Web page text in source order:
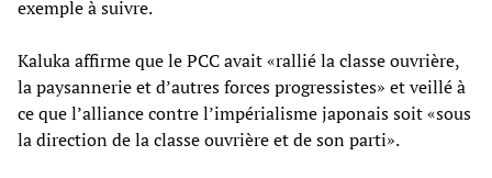
exemple à suivre.
Kaluka affirme que le PCC avait «rallié la classe ouvrière,
la paysannerie et d’autres forces progressistes» et veillé à
ce que l’alliance contre l’impérialisme japonais soit «sous
la direction de la classe ouvrière et de son parti».